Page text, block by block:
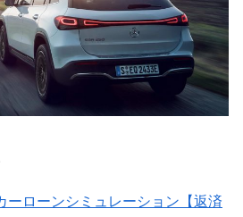
ーローンシミュレーション【返済